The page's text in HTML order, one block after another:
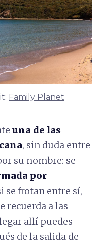
Family Planet
una de las
, sin duda entre
su nombre: se
por
se frotan entre sí,
recuerda a las
allí puedes
de la salida de